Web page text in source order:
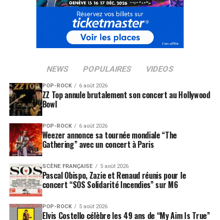
NEWS POPULAIRES VIDEOS
POP-ROCK 6 août 2026
ZZ Top annule brutalement son concert au Hollywood
Bowl
POP-ROCK 6 août 2026
Weezer annonce sa tournée mondiale “The
Gathering” avec un concert à Paris
SCÈNE FRANÇAISE 5 août 2026
Pascal Obispo, Zazie et Renaud réunis pour le
concert “SOS Solidarité Incendies” sur M6
POP-ROCK 5 août 2026
Elvis Costello célèbre les 49 ans de “My Aim Is True”